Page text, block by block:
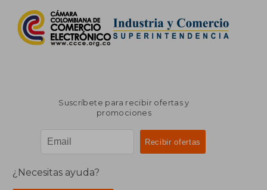
Suscríbete para recibir ofertas y
promociones
¿Necesitas ayuda?